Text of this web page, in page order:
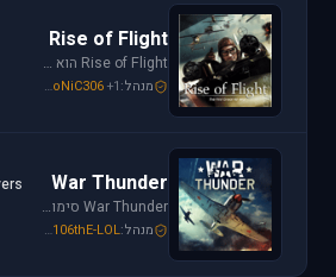
Rise of Flight
Rise of Flight הוא סימולטור מלחמת העולם הראשונה הטוב ביותר שיש! טוס בשמים הווירטואליים במטוסים האגדיים, Sopwith Camel, S.E.5a, Albatros D.Va וה-Fokker Dr.1 שטסו בהם אבירי מלחמת העולם. השמיים הווירטואליים צריכים אותך!
מנהל: SoNiC306+1
War Thunder
War Thunder סימולטור טיסה קרבי השייך לתקופת מלחמת העולם השנייה, לכותר אפשרות לתפקד בקשת רחבה של רמות ריאליזם החל מאפשרות Arcade ועד לסימולטור של ממש.
מנהל: ,106thE-LOL